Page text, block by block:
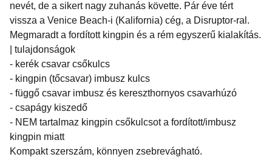
nevét, de a sikert nagy zuhanás követte. Pár éve tért
vissza a Venice Beach-i (Kalifornia) cég, a Disruptor-ral.
Megmaradt a fordított kingpin és a rém egyszerű kialakítás.
| tulajdonságok
- kerék csavar csőkulcs
- kingpin (tőcsavar) imbusz kulcs
- függő csavar imbusz és kereszthornyos csavarhúzó
- csapágy kiszedő
- NEM tartalmaz kingpin csőkulcsot a fordított/imbusz
kingpin miatt
Kompakt szerszám, könnyen zsebrevágható.